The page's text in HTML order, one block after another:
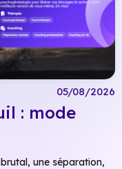
05/08/2026
: mode
une séparation,